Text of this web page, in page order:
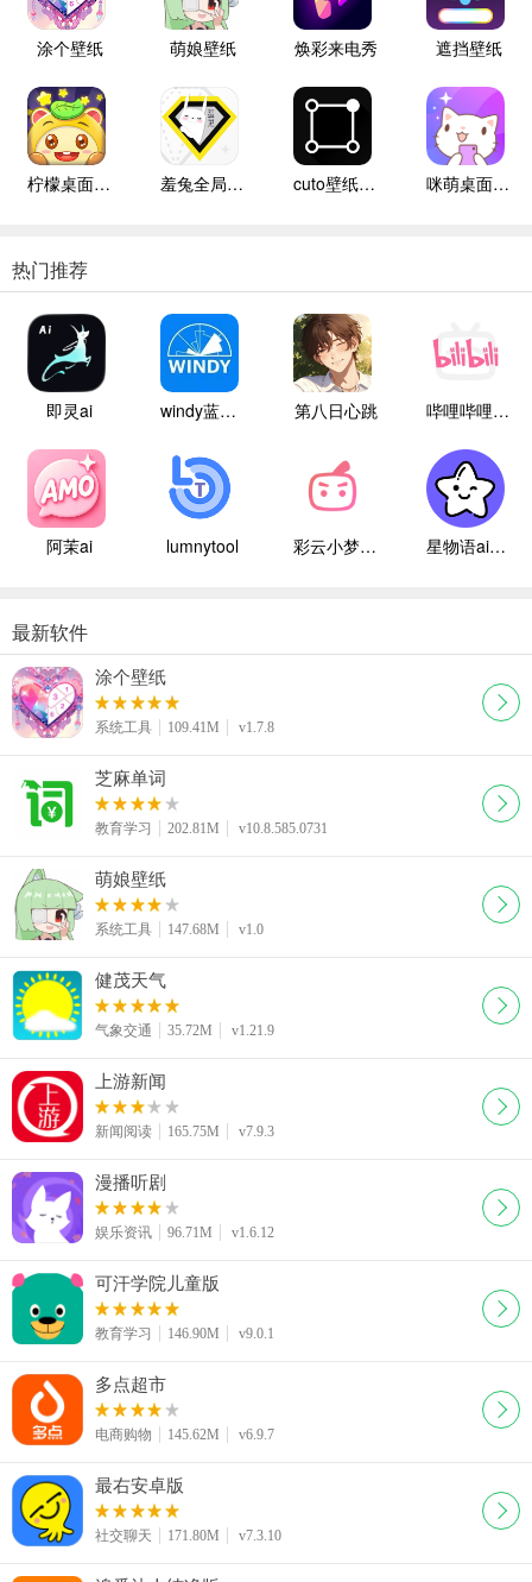
涂个壁纸 萌娘壁纸 焕彩来电秀 遮挡壁纸
柠檬桌面宠物 羞兔全局壁纸纯净版 cuto壁纸高级版 咪萌桌面宠物
热门推荐
即灵ai windy蓝色气象 第八日心跳 哔哩哔哩白色版
阿茉ai lumnytool 彩云小梦国际版 星物语ai聊天
最新软件
涂个壁纸
系统工具 109.41M v1.7.8
芝麻单词
教育学习 202.81M v10.8.585.0731
萌娘壁纸
系统工具 147.68M v1.0
健茂天气
气象交通 35.72M v1.21.9
上游新闻
新闻阅读 165.75M v7.9.3
漫播听剧
娱乐资讯 96.71M v1.6.12
可汗学院儿童版
教育学习 146.90M v9.0.1
多点超市
电商购物 145.62M v6.9.7
最右安卓版
社交聊天 171.80M v7.3.10